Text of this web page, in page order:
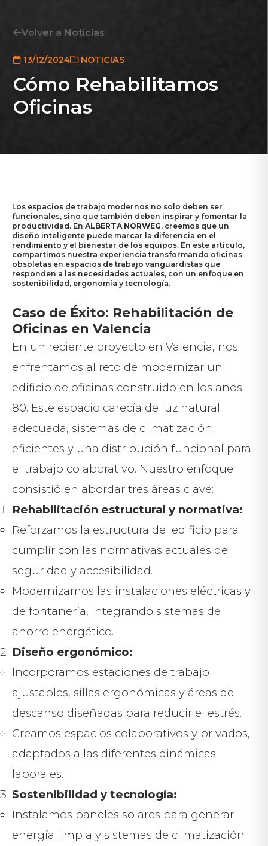
Volver a Noticias
13/12/2024 NOTICIAS
Cómo Rehabilitamos
Oficinas
Los espacios de trabajo modernos no solo deben ser
funcionales, sino que también deben inspirar y fomentar la
productividad. En ALBERTA NORWEG, creemos que un
diseño inteligente puede marcar la diferencia en el
rendimiento y el bienestar de los equipos. En este artículo,
compartimos nuestra experiencia transformando oficinas
obsoletas en espacios de trabajo vanguardistas que
responden a las necesidades actuales, con un enfoque en
sostenibilidad, ergonomía y tecnología.
Caso de Éxito: Rehabilitación de
Oficinas en Valencia
En un reciente proyecto en Valencia, nos
enfrentamos al reto de modernizar un
edificio de oficinas construido en los años
80. Este espacio carecía de luz natural
adecuada, sistemas de climatización
eficientes y una distribución funcional para
el trabajo colaborativo. Nuestro enfoque
consistió en abordar tres áreas clave:
Rehabilitación estructural y normativa:
Reforzamos la estructura del edificio para
cumplir con las normativas actuales de
seguridad y accesibilidad.
Modernizamos las instalaciones eléctricas y
de fontanería, integrando sistemas de
ahorro energético.
Diseño ergonómico:
Incorporamos estaciones de trabajo
ajustables, sillas ergonómicas y áreas de
descanso diseñadas para reducir el estrés.
Creamos espacios colaborativos y privados,
adaptados a las diferentes dinámicas
laborales.
Sostenibilidad y tecnología:
Instalamos paneles solares para generar
energía limpia y sistemas de climatización